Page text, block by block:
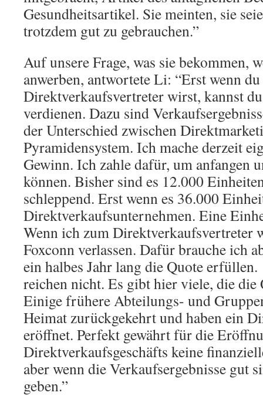
Gesundheitsartikel. Sie meinten, sie
trotzdem gut zu gebrauchen.”
Auf unsere Frage, was sie bekommen,
anwerben, antwortete Li: “Erst wenn
Direktverkaufsvertreter wirst, kannst
verdienen. Dazu sind
der Unterschied zwischen
Pyramidensystem. Ich mache derzeit
Gewinn. Ich zahle dafür, um anfangen
können. Bisher sind es 12.000
schleppend. Erst wenn es 36.000
Direktverkaufsunternehmen. Eine
Wenn ich zum Direktverkaufsvertreter
Foxconn verlassen. Dafür brauche ich
ein halbes Jahr lang die Quote
reichen nicht. Es gibt hier viele, die die
Einige frühere Abteilungs- und
Heimat zurückgekehrt und haben ein
eröffnet. Perfekt gewährt für die
Direktverkaufsgeschäfts keine
aber wenn die Verkaufsergebnisse gut
geben.”